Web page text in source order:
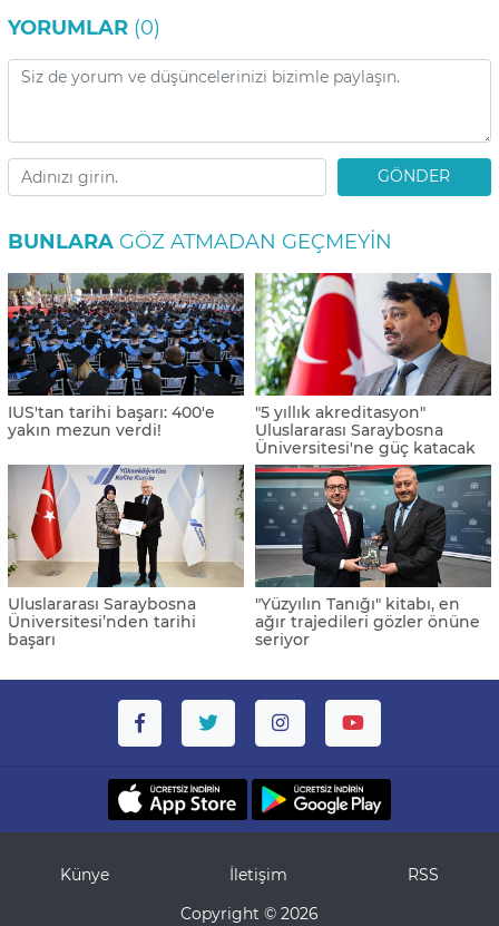
YORUMLAR (0)
GÖNDER
BUNLARA GÖZ ATMADAN GEÇMEYIN
IUS'tan tarihi başarı: 400'e
yakın mezun verdi!
"5 yıllık akreditasyon"
Uluslararası Saraybosna
Üniversitesi'ne güç katacak
Uluslararası Saraybosna
Üniversitesi’nden tarihi
başarı
"Yüzyılın Tanığı" kitabı, en
ağır trajedileri gözler önüne
seriyor
Künye İletişim
RSS
Copyright © 2026